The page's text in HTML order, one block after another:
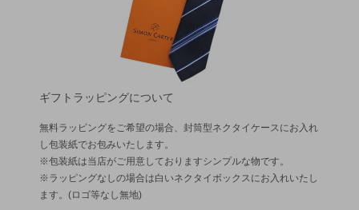
ギフトラッピングについて
無料ラッピングをご希望の場合、封筒型ネクタイケースにお入れ
し包装紙でお包みいたします。
※包装紙は当店がご用意しておりますシンプルな物です。
※ラッピングなしの場合は白いネクタイボックスにお入れいたし
ます。(ロゴ等なし無地)